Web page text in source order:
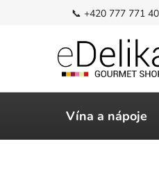
📞 +420 777 771
Vína a nápoje